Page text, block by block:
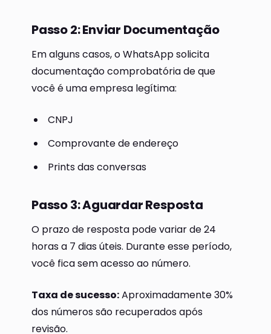
Passo 2: Enviar Documentação
Em alguns casos, o WhatsApp solicita
documentação comprobatória de que
você é uma empresa legítima:
CNPJ
Comprovante de endereço
Prints das conversas
Passo 3: Aguardar Resposta
O prazo de resposta pode variar de 24
horas a 7 dias úteis. Durante esse período,
você fica sem acesso ao número.
Taxa de sucesso:Aproximadamente 30%
dos números são recuperados após
revisão.